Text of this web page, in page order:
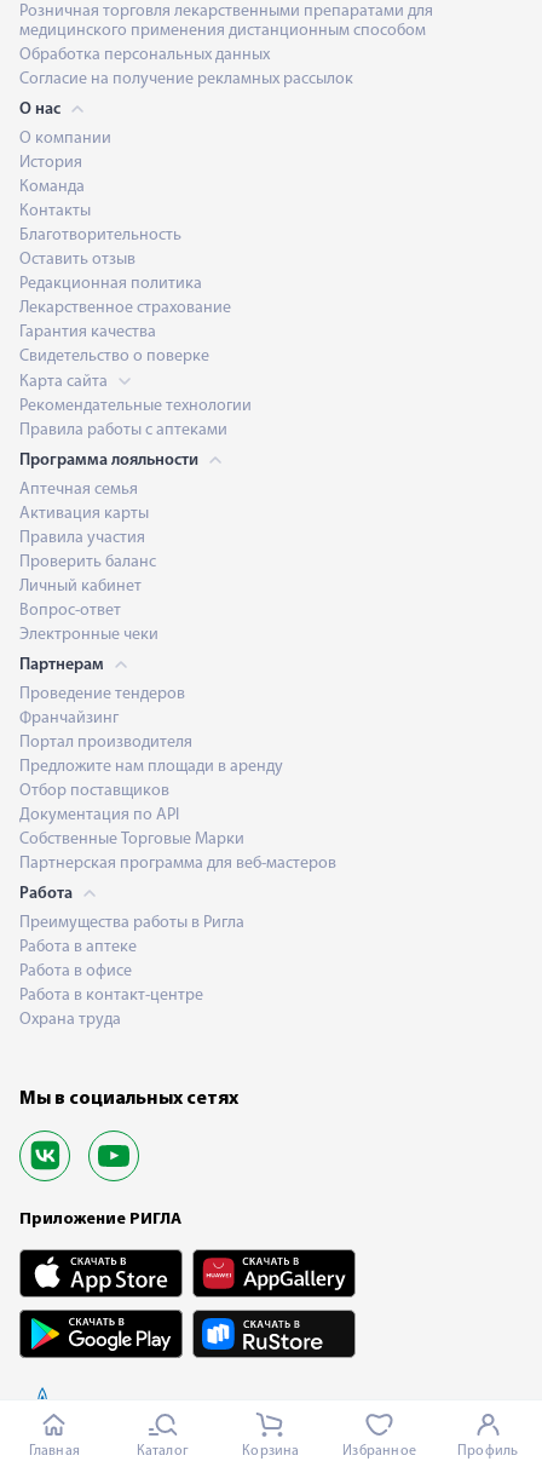
Розничная торговля лекарственными препаратами для
медицинского применения дистанционным способом
Обработка персональных данных
Согласие на получение рекламных рассылок
О нас
О компании
История
Команда
Контакты
Благотворительность
Оставить отзыв
Редакционная политика
Лекарственное страхование
Гарантия качества
Свидетельство о поверке
Карта сайта
Рекомендательные технологии
Правила работы с аптеками
Программа лояльности
Аптечная семья
Активация карты
Правила участия
Проверить баланс
Личный кабинет
Вопрос-ответ
Электронные чеки
Партнерам
Проведение тендеров
Франчайзинг
Портал производителя
Предложите нам площади в аренду
Отбор поставщиков
Документация по API
Собственные Торговые Марки
Партнерская программа для веб-мастеров
Работа
Преимущества работы в Ригла
Работа в аптеке
Работа в офисе
Работа в контакт-центре
Охрана труда
Мы в социальных сетях
Приложение РИГЛА
Главная Каталог Корзина Избранное Профиль